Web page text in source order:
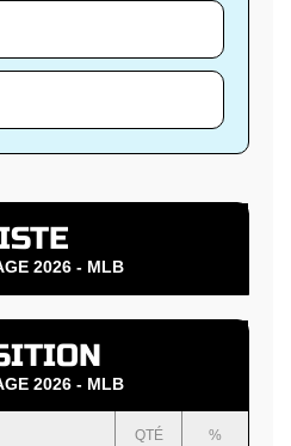
2026 - MLB
2026 - MLB
QTÉ %